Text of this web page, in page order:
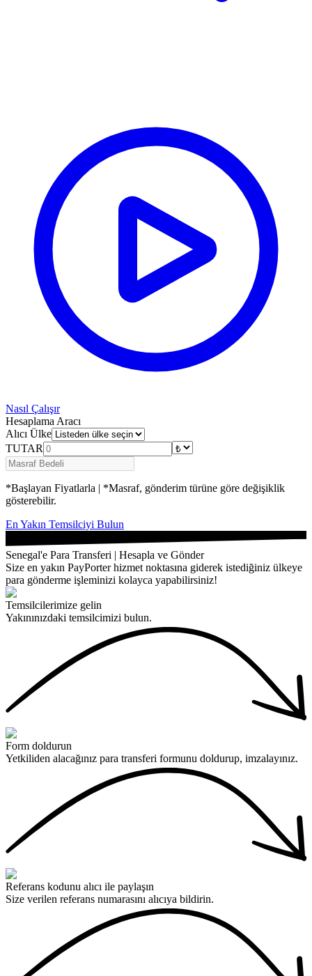
Nasıl Çalışır
Hesaplama Aracı
Alıcı Ülke
TUTAR
*Başlayan Fiyatlarla | *Masraf, gönderim türüne göre değişiklik
gösterebilir.
En Yakın Temsilciyi Bulun
Senegal'e Para Transferi | Hesapla ve Gönder
Size en yakın PayPorter hizmet noktasına giderek istediğiniz ülkeye
para gönderme işleminizi kolayca yapabilirsiniz!
Temsilcilerimize gelin
Yakınınızdaki temsilcimizi bulun.
Form doldurun
Yetkiliden alacağınız para transferi formunu doldurup, imzalayınız.
Referans kodunu alıcı ile paylaşın
Size verilen referans numarasını alıcıya bildirin.